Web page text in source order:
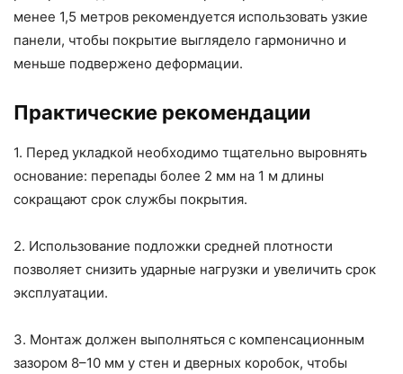
менее 1,5 метров рекомендуется использовать узкие
панели, чтобы покрытие выглядело гармонично и
меньше подвержено деформации.
Практические рекомендации
1. Перед укладкой необходимо тщательно выровнять
основание: перепады более 2 мм на 1 м длины
сокращают срок службы покрытия.
2. Использование подложки средней плотности
позволяет снизить ударные нагрузки и увеличить срок
эксплуатации.
3. Монтаж должен выполняться с компенсационным
зазором 8–10 мм у стен и дверных коробок, чтобы